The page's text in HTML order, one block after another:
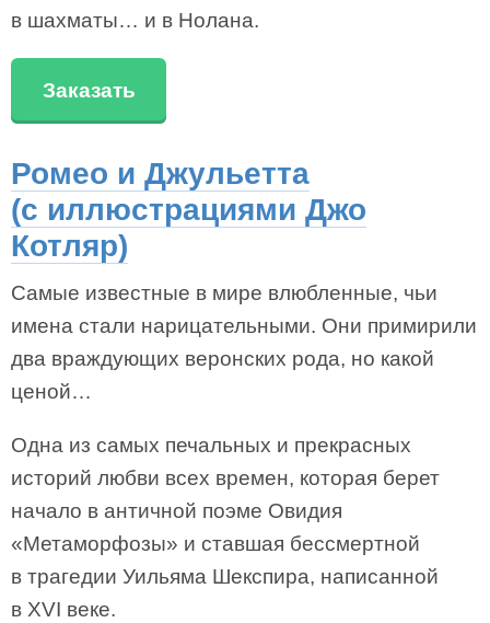
в шахматы… и в Нолана.
Заказать
Ромео и Джульетта
(с иллюстрациями Джо
Котляр)
Самые известные в мире влюбленные, чьи
имена стали нарицательными. Они примирили
два враждующих веронских рода, но какой
ценой…
Одна из самых печальных и прекрасных
историй любви всех времен, которая берет
начало в античной поэме Овидия
«Метаморфозы» и ставшая бессмертной
в трагедии Уильяма Шекспира, написанной
в XVI веке.